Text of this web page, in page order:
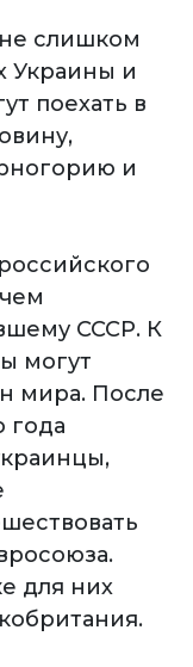
слишком
Украины и
поехать в
и
СССР. К
могут
мира. После
года
для них